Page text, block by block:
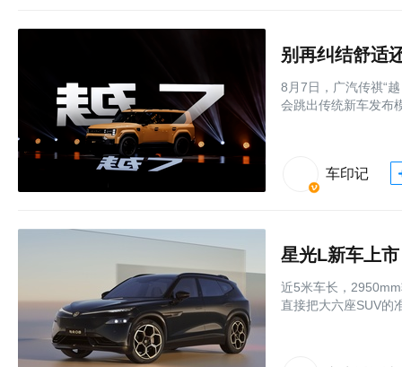
8月7日，广汽传祺“
会跳出传统新车发布
车印记
星光L新车上
近5米车长，
直接把大六座SUV的